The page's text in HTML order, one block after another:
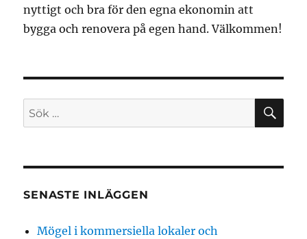
nyttigt och bra för den egna ekonomin att
bygga och renovera på egen hand. Välkommen!
Sök
efter:
SENASTE INLÄGGEN
Mögel i kommersiella lokaler och